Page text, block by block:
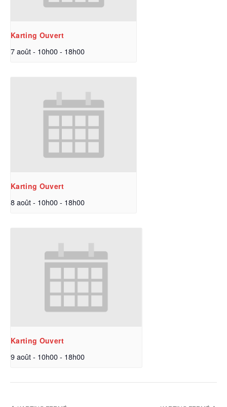
Karting Ouvert
7 août - 10h00- 18h00
Karting Ouvert
8 août - 10h00- 18h00
Karting Ouvert
9 août - 10h00- 18h00